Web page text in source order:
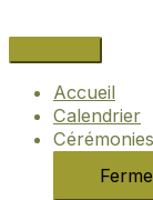
au
contenu
Accueil
Calendrier
Cérémonies
des
articles
Internet